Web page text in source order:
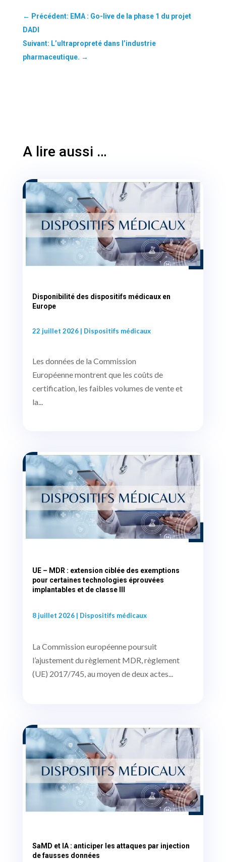
← Précédent: EMA : Go-live de la phase 1 du projet
DADI
Suivant: L’ultrapropreté dans l’industrie
pharmaceutique. →
A lire aussi …
Disponibilité des dispositifs médicaux en
Europe
22 juillet 2026| Dispositifs médicaux
Les données de la Commission
Européenne montrent que les coûts de
certification, les faibles volumes de vente et
la...
UE – MDR : extension ciblée des exemptions
pour certaines technologies éprouvées
implantables et de classe III
8 juillet 2026| Dispositifs médicaux
La Commission européenne poursuit
l’ajustement du règlement MDR, règlement
(UE) 2017/745, au moyen de deux actes...
SaMD et IA : anticiper les attaques par injection
de fausses données